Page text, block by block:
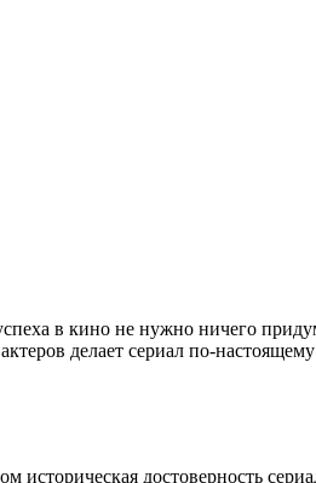
в кино не нужно ничего
делает сериал по-
историческая достоверность